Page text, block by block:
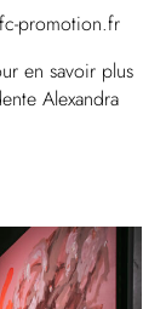
promotion.fr
en savoir plus
Alexandra